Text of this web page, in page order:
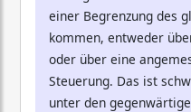
einer Begrenzung des
kommen, entweder
oder über eine
Steuerung. Das ist
unter den